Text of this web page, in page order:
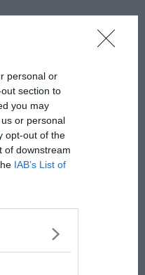
personal or
section to
you may
or personal
opt-out of the
of downstream
IAB’s List of